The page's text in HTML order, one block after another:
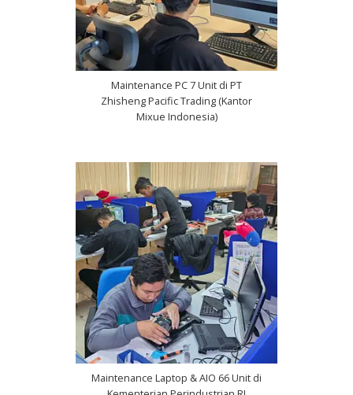
Maintenance PC 7 Unit di PT
Zhisheng Pacific Trading (Kantor
Mixue Indonesia)
Maintenance Laptop & AIO 66 Unit di